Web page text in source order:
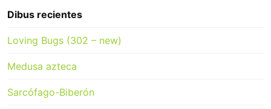
Dibus recientes
Loving Bugs (302 – new)
Medusa azteca
Sarcófago-Biberón